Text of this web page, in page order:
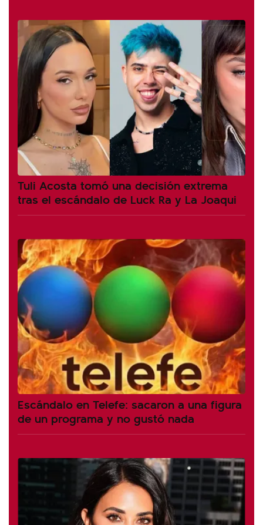
Tuli Acosta tomó una decisión extrema
tras el escándalo de Luck Ra y La Joaqui
Escándalo en Telefe: sacaron a una figura
de un programa y no gustó nada